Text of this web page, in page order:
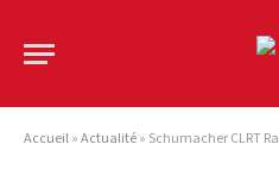
Accueil»Actualité» Schumacher CLRT Racing Team a inauguré